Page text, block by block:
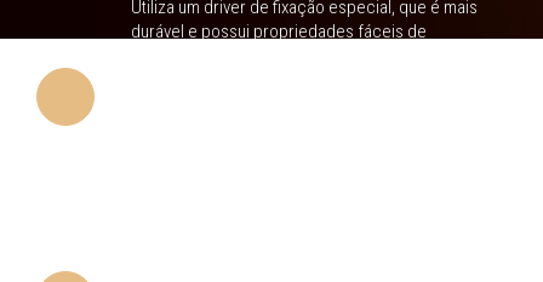
Utiliza um driver de fixação especial, que é mais
durável e possui propriedades fáceis de